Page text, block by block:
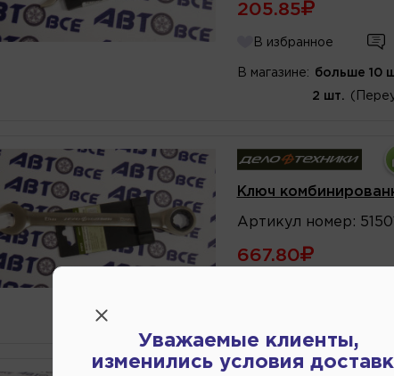
205.85
В избранное
В магазине: больше 10
2 шт.
Ключ
Артикул номер :
667.80
Уважаемые клиенты,
изменились условия